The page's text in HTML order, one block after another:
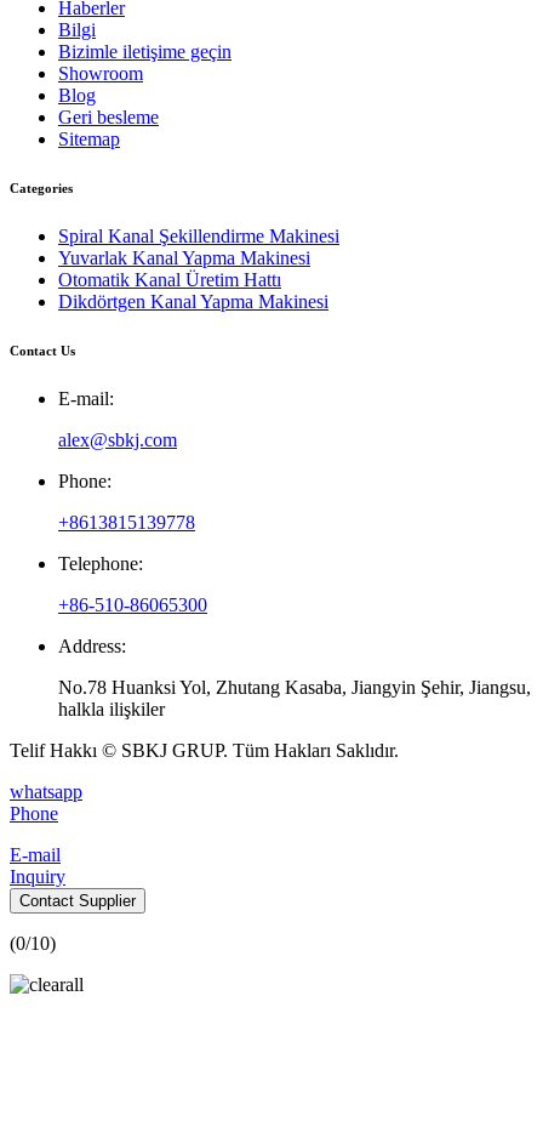
Haberler
Bilgi
Bizimle iletişime geçin
Showroom
Blog
Geri besleme
Sitemap
Categories
Spiral Kanal Şekillendirme Makinesi
Yuvarlak Kanal Yapma Makinesi
Otomatik Kanal Üretim Hattı
Dikdörtgen Kanal Yapma Makinesi
Contact Us
E-mail:
alex@sbkj.com
Phone:
+8613815139778
Telephone:
+86-510-86065300
Address:
No.78 Huanksi Yol, Zhutang Kasaba, Jiangyin Şehir, Jiangsu,
halkla ilişkiler
Telif Hakkı © SBKJ GRUP. Tüm Hakları Saklıdır.
whatsapp
Phone
E-mail
Inquiry
Contact Supplier
(0/10)